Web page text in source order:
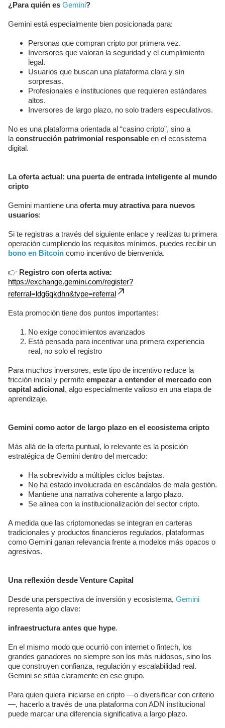
¿Para quién es Gemini?
Gemini está especialmente bien posicionada para:
Personas que compran cripto por primera vez.
Inversores que valoran la seguridad y el cumplimiento
legal.
Usuarios que buscan una plataforma clara y sin
sorpresas.
Profesionales e instituciones que requieren estándares
altos.
Inversores de largo plazo, no solo traders especulativos.
No es una plataforma orientada al “casino cripto”, sino a
la construcción patrimonial responsable en el ecosistema
digital.
La oferta actual: una puerta de entrada inteligente al mundo
cripto
Gemini mantiene una oferta muy atractiva para nuevos
usuarios:
Si te registras a través del siguiente enlace y realizas tu primera
operación cumpliendo los requisitos mínimos, puedes recibir un
bono en Bitcoin como incentivo de bienvenida.
👉 Registro con oferta activa:
https://exchange.gemini.com/register?
referral=ldg6qkdhn&type=referral
Esta promoción tiene dos puntos importantes:
No exige conocimientos avanzados
Está pensada para incentivar una primera experiencia
real, no solo el registro
Para muchos inversores, este tipo de incentivo reduce la
fricción inicial y permite empezar a entender el mercado con
capital adicional, algo especialmente valioso en una etapa de
aprendizaje.
Gemini como actor de largo plazo en el ecosistema cripto
Más allá de la oferta puntual, lo relevante es la posición
estratégica de Gemini dentro del mercado:
Ha sobrevivido a múltiples ciclos bajistas.
No ha estado involucrada en escándalos de mala gestión.
Mantiene una narrativa coherente a largo plazo.
Se alinea con la institucionalización del sector cripto.
A medida que las criptomonedas se integran en carteras
tradicionales y productos financieros regulados, plataformas
como Gemini ganan relevancia frente a modelos más opacos o
agresivos.
Una reflexión desde Venture Capital
Desde una perspectiva de inversión y ecosistema, Gemini
representa algo clave:
infraestructura antes que hype.
En el mismo modo que ocurrió con internet o fintech, los
grandes ganadores no siempre son los más ruidosos, sino los
que construyen confianza, regulación y escalabilidad real.
Gemini se sitúa claramente en ese grupo.
Para quien quiera iniciarse en cripto —o diversificar con criterio
—, hacerlo a través de una plataforma con ADN institucional
puede marcar una diferencia significativa a largo plazo.